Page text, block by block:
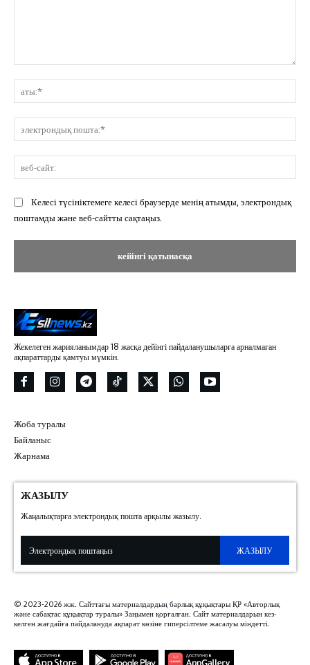
Келесі түсініктемеге келесі браузерде менің атымды, электрондық
поштамды және веб-сайтты сақтаңыз.
Жекелеген жарияланымдар 18 жасқа дейінгі пайдаланушыларға арналмаған
ақпараттарды қамтуы мүмкін.
Жоба туралы
Байланыс
Жарнама
ЖАЗЫЛУ
Жаңалықтарға электрондық пошта арқылы жазылу.
ЖАЗЫЛУ
© 2023-2026 жж. Сайттағы материалдардың барлық құқықтары ҚР «Авторлық
және сабақтас құқықтар туралы» Заңымен қорғалған. Сайт материалдарын кез-
келген жағдайға пайдалануда ақпарат көзіне гиперсілтеме жасалуы міндетті.